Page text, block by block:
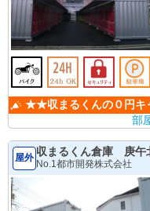
★★収まるくんの０円
部
屋外 収まるくん倉庫 庚午
No.1都市開発株式会社